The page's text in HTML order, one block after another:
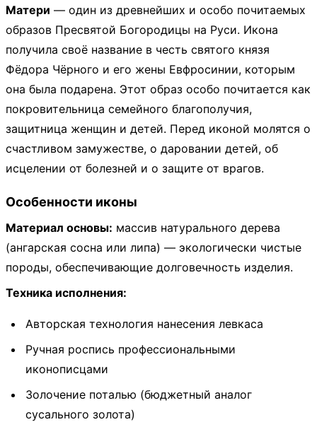
Матери — один из древнейших и особо почитаемых
образов Пресвятой Богородицы на Руси. Икона
получила своё название в честь святого князя
Фёдора Чёрного и его жены Евфросинии, которым
она была подарена. Этот образ особо почитается как
покровительница семейного благополучия,
защитница женщин и детей. Перед иконой молятся о
счастливом замужестве, о даровании детей, об
исцелении от болезней и о защите от врагов.
Особенности иконы
Материал основы: массив натурального дерева
(ангарская сосна или липа) — экологически чистые
породы, обеспечивающие долговечность изделия.
Техника исполнения:
Авторская технология нанесения левкаса
Ручная роспись профессиональными
иконописцами
Золочение поталью (бюджетный аналог
сусального золота)